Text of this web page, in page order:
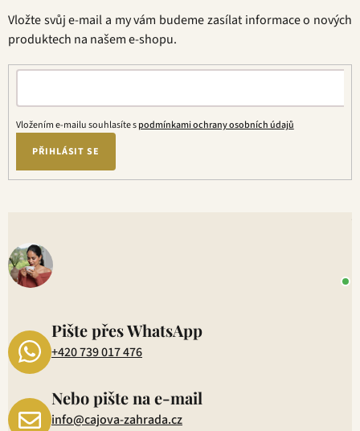
Vložte svůj e-mail a my vám budeme zasílat informace o nových
produktech na našem e-shopu.
Vložením e-mailu souhlasíte spodmínkami ochrany osobních údajů
PŘIHLÁSIT SE
Pište přes WhatsApp
+420 739 017 476
Nebo pište na e-mail
info@cajova-zahrada.cz